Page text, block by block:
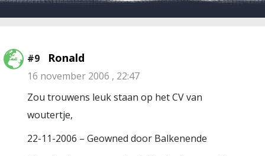
#9 Ronald
16 november 2006 , 22:47
Zou trouwens leuk staan op het CV van
woutertje,
22-11-2006 – Geowned door Balkenende